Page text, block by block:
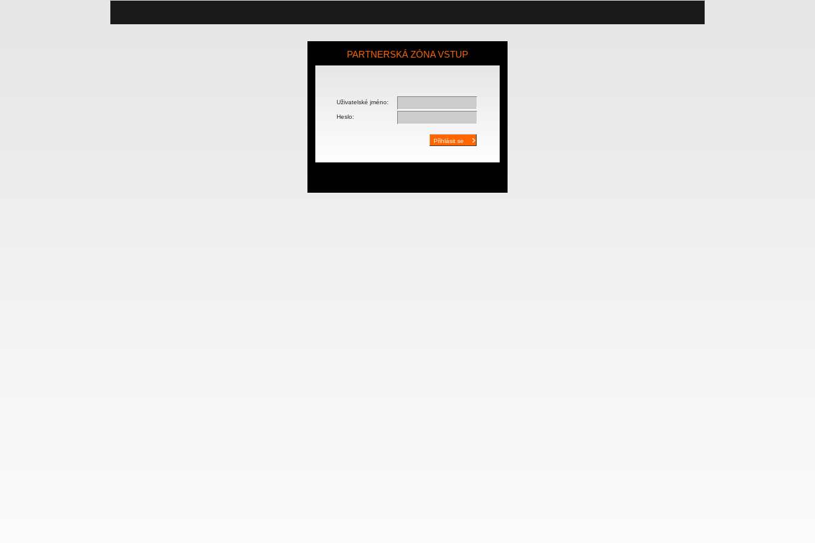
PARTNERSKÁ ZÓNA VSTUP
Uživatelské jméno:
Heslo: